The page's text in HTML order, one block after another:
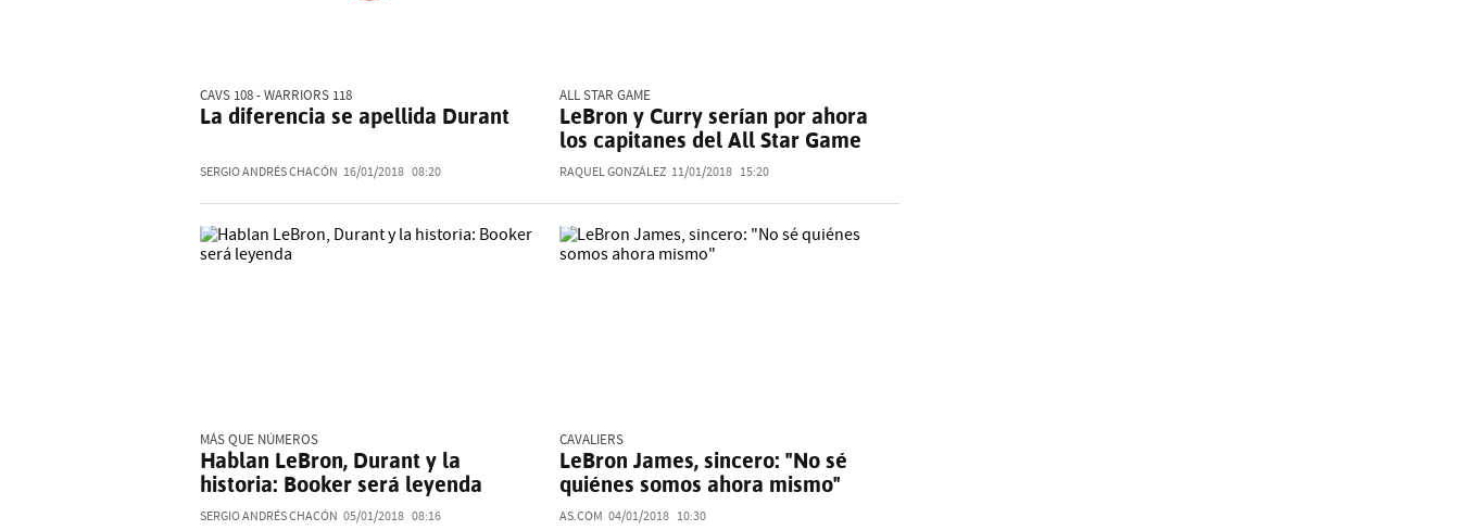
CAVS 108 - WARRIORS 118
La diferencia se apellida Durant
SERGIO ANDRÉS CHACÓN 16/01/2018 08:20
ALL STAR GAME
LeBron y Curry serían por ahora
los capitanes del All Star Game
RAQUEL GONZÁLEZ 11/01/2018 15:20
MÁS QUE NÚMEROS
Hablan LeBron, Durant y la
historia: Booker será leyenda
SERGIO ANDRÉS CHACÓN 05/01/2018 08:16
CAVALIERS
LeBron James, sincero: "No sé
quiénes somos ahora mismo"
AS.COM 04/01/2018 10:30